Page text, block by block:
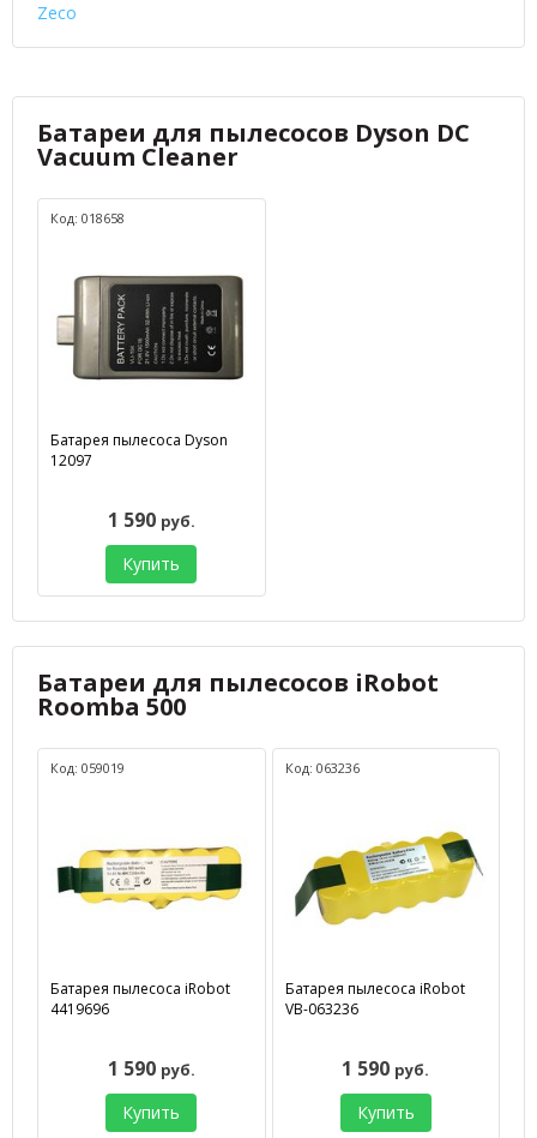
Zeco
Батареи для пылесосов Dyson DC
Vacuum Cleaner
Код: 018658
Батарея пылесоса Dyson
12097
1 590 руб.
Купить
Батареи для пылесосов iRobot
Roomba 500
Код: 059019
Батарея пылесоса iRobot
4419696
1 590 руб.
Купить
Код: 063236
Батарея пылесоса iRobot
VB-063236
1 590 руб.
Купить